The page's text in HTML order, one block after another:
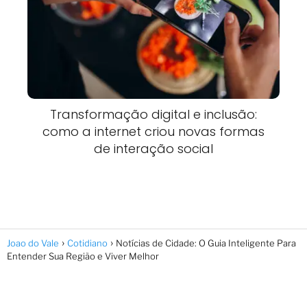
Transformação digital e inclusão:
como a internet criou novas formas
de interação social
Joao do Vale Cotidiano
Notícias de Cidade: O Guia Inteligente Para
Entender Sua Região e Viver Melhor